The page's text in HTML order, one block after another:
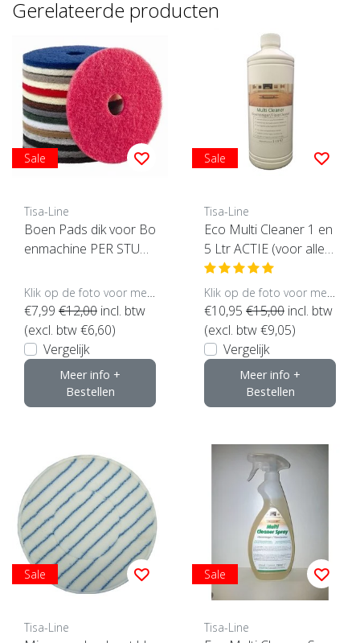
Gerelateerde producten
Sale
Tisa-Line
Boen Pads dik voor Bo
enmachine PER STUK
kleuren)
€7,99 €12,00 incl. btw
(excl. btw €6,60)
Vergelijk
Meer info +
Bestellen
Sale
Tisa-Line
Eco Multi Cleaner 1 en
5 Ltr ACTIE (voor alle vl
oeren geschikt)
€10,95 €15,00 incl. btw
(excl. btw €9,05)
Vergelijk
Meer info +
Bestellen
Sale
Tisa-Line
Sale
Tisa-Line